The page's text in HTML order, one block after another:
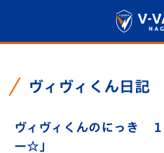
ヴィヴィくん日記
ヴィヴィくんのにっき
ー☆」